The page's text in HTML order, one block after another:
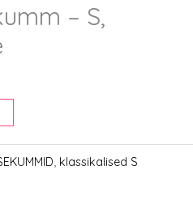
– S,
, klassikalised S